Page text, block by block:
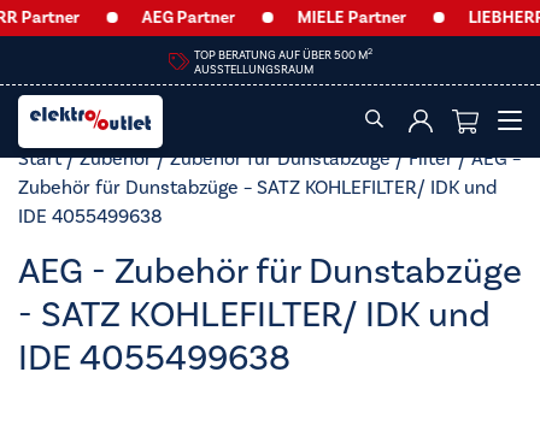
Partner AEG Partner MIELE Partner LIEBHERR
TOP BERATUNG AUF ÜBER 500 M2
AUSSTELLUNGSRAUM
Start/Zubehör/Zubehör für Dunstabzüge/Filter/ AEG –
Zubehör für Dunstabzüge – SATZ KOHLEFILTER/ IDK und
IDE 4055499638
AEG - Zubehör für Dunstabzüge
- SATZ KOHLEFILTER/ IDK und
IDE 4055499638